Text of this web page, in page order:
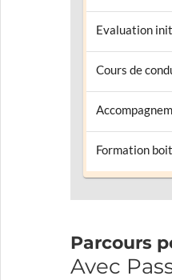
Evaluation
Cours de
Formation
Parcours
Avec